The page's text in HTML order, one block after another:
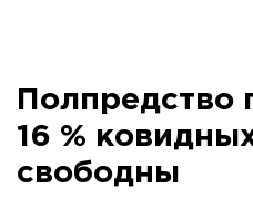
Полпредство
16 %
свободны